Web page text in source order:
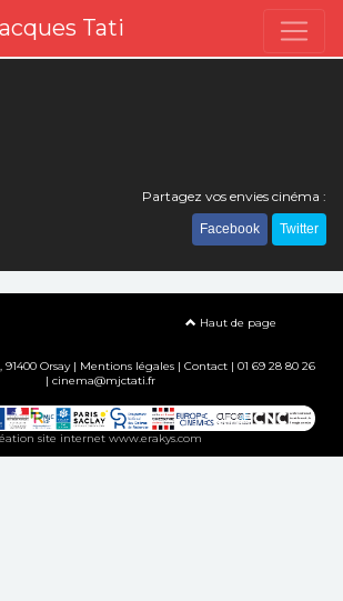
Tati
Partagez vos envies cinéma :
Facebook Twitter
Haut de page
Orsay | Mentions légales| Contact| 01 69 28 80 26
| cinema@mjctati.fr
site internet www.erakys.com